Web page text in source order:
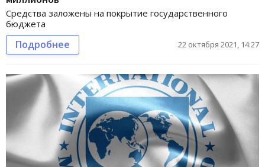
Средства заложены на покрытие государственного
бюджета
Подробнее 22 октября 2021, 14:27